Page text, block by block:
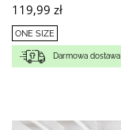
119,99 zł
ONE SIZE
Darmowa dostawa